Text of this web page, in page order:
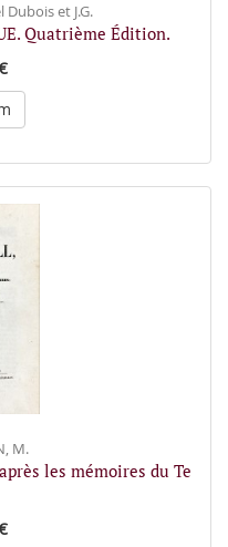
Dubois et J.G.
Quatrième Édition.
M.
les mémoires du Te